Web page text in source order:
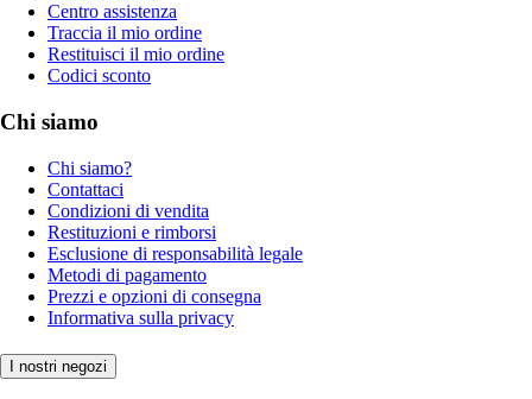
Centro assistenza
Traccia il mio ordine
Restituisci il mio ordine
Codici sconto
Chi siamo
Chi siamo?
Contattaci
Condizioni di vendita
Restituzioni e rimborsi
Esclusione di responsabilità legale
Metodi di pagamento
Prezzi e opzioni di consegna
Informativa sulla privacy
I nostri negozi